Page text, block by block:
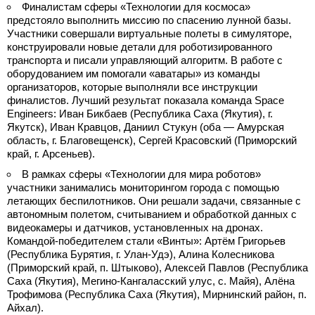
Финалистам сферы «Технологии для космоса»
предстояло выполнить миссию по спасению лунной базы.
Участники совершали виртуальные полеты в симуляторе,
конструировали новые детали для роботизированного
транспорта и писали управляющий алгоритм. В работе с
оборудованием им помогали «аватары» из команды
организаторов, которые выполняли все инструкции
финалистов. Лучший результат показала команда Space
Engineers: Иван Бикбаев (Республика Саха (Якутия), г.
Якутск), Иван Кравцов, Даниил Стукун (оба — Амурская
область, г. Благовещенск), Сергей Красовский (Приморский
край, г. Арсеньев).
В рамках сферы «Технологии для мира роботов»
участники занимались мониторингом города с помощью
летающих беспилотников. Они решали задачи, связанные с
автономным полетом, считыванием и обработкой данных с
видеокамеры и датчиков, установленных на дронах.
Командой-победителем стали «Винты»: Артём Григорьев
(Республика Бурятия, г. Улан-Удэ), Алина Колесникова
(Приморский край, п. Штыково), Алексей Павлов (Республика
Саха (Якутия), Мегино-Кангаласский улус, с. Майя), Алёна
Трофимова (Республика Саха (Якутия), Мирнинский район, п.
Айхал).